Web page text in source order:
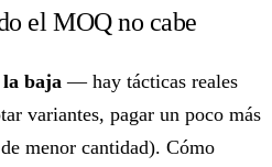
el MOQ no cabe
baja — hay tácticas reales
variantes, pagar un poco más
menor cantidad). Cómo